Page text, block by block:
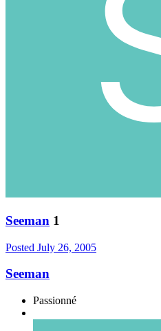
Seeman 1
Posted July 26, 2005
Seeman
Passionné